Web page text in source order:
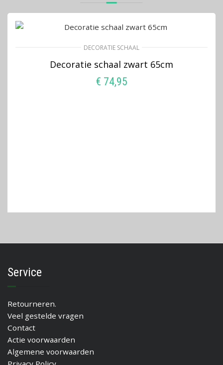
DECORATIE SCHAAL
Decoratie schaal zwart 65cm
€ 74,95
Service
Retourneren.
Veel gestelde vragen
Contact
Actie voorwaarden
Algemene voorwaarden